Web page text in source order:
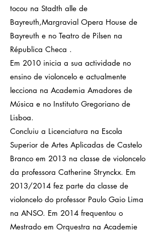
tocou na Stadth alle de
Bayreuth,Margravial Opera House de
Bayreuth e no Teatro de Pilsen na
Républica Checa .
Em 2010 inicia a sua actividade no
ensino de violoncelo e actualmente
lecciona na Academia Amadores de
Música e no Instituto Gregoriano de
Lisboa.
​Concluiu a Licenciatura na Escola
Superior de Artes Aplicadas de Castelo
Branco em 2013 na classe de violoncelo
da professora Catherine Strynckx. Em
2013/2014 fez parte da classe de
violoncelo do professor Paulo Gaio Lima
na ANSO. Em 2014 frequentou o
Mestrado em Orquestra na Academie